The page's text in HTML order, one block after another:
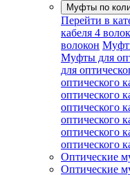
Муфты по
Перейти в
кабеля 4
волокон
Муфты для
для
оптического
оптического
оптического
оптического
оптического
оптического
Оптические
Оптические